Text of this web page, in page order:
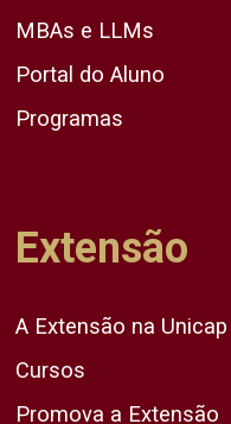
MBAs e LLMs
Portal do Aluno
Programas
Extensão
A Extensão na Unicap
Cursos
Promova a Extensão